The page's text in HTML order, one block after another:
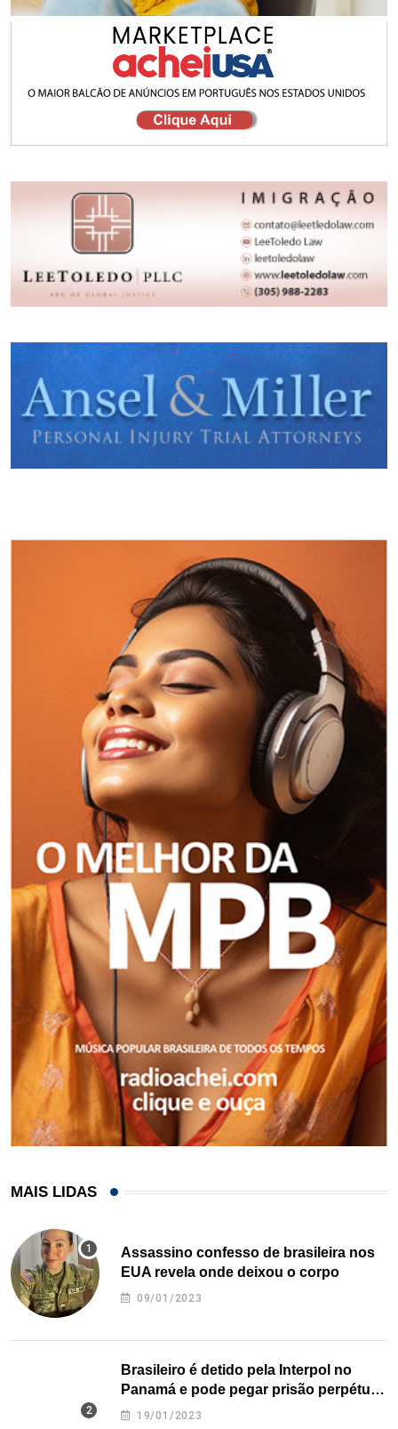
MAIS LIDAS
Assassino confesso de brasileira nos
EUA revela onde deixou o corpo
09/01/2023
Brasileiro é detido pela Interpol no
Panamá e pode pegar prisão perpétua
nos EUA
19/01/2023